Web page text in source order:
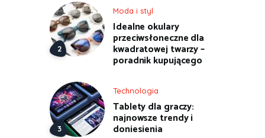
Moda i styl
Idealne okulary
przeciwsłoneczne dla
kwadratowej twarzy –
poradnik kupującego
Technologia
Tablety dla graczy:
najnowsze trendy i
doniesienia